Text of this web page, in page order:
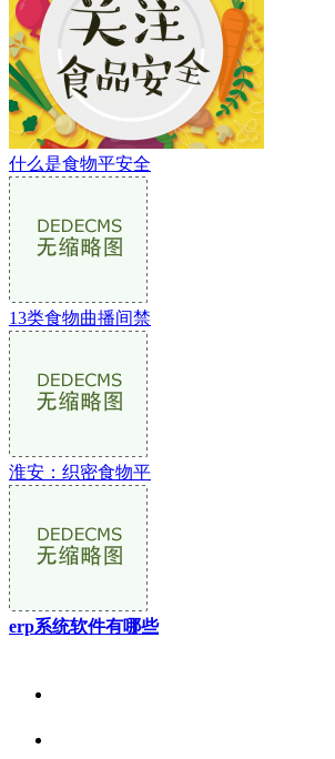
什么是食物平安全
13类食物曲播间禁
淮安：织密食物平
erp系统软件有哪些